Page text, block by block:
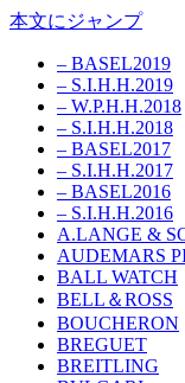
本文にジャンプ
– BASEL2019
– S.I.H.H.2019
– W.P.H.H.2018
– S.I.H.H.2018
– BASEL2017
– S.I.H.H.2017
– BASEL2016
– S.I.H.H.2016
A.LANGE &
AUDEMARS
BALL WATCH
BELL＆ROSS
BOUCHERON
BREGUET
BREITLING